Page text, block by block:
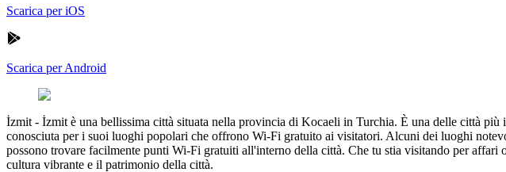
Scarica per iOS
Scarica per Android
İzmit - İzmit è una bellissima città situata nella provincia di Kocaeli in Turchia. È una delle città
conosciuta per i suoi luoghi popolari che offrono Wi-Fi gratuito ai visitatori. Alcuni dei luoghi
possono trovare facilmente punti Wi-Fi gratuiti all'interno della città. Che tu stia visitando per
cultura vibrante e il patrimonio della città.